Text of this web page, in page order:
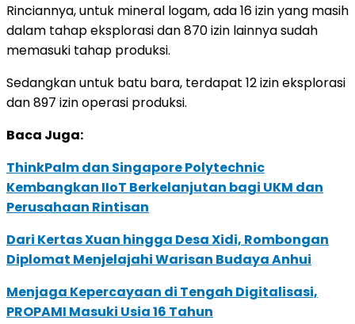
Rinciannya, untuk mineral logam, ada 16 izin yang masih
dalam tahap eksplorasi dan 870 izin lainnya sudah
memasuki tahap produksi.
Sedangkan untuk batu bara, terdapat 12 izin eksplorasi
dan 897 izin operasi produksi.
Baca Juga:
ThinkPalm dan Singapore Polytechnic
Kembangkan IIoT Berkelanjutan bagi UKM dan
Perusahaan Rintisan
Dari Kertas Xuan hingga Desa Xidi, Rombongan
Diplomat Menjelajahi Warisan Budaya Anhui
Menjaga Kepercayaan di Tengah Digitalisasi,
PROPAMI Masuki Usia 16 Tahun